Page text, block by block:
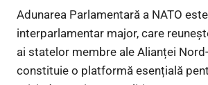
Adunarea Parlamentară a NATO
interparlamentar major, care
ai statelor membre ale Alianței
constituie o platformă esențială